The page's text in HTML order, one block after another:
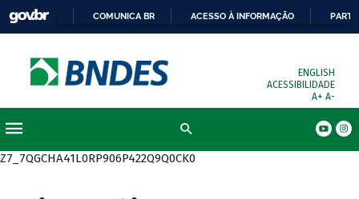
COMUNICA BR ACESSO À INFORMAÇÃO
ENGLISH
ACESSIBILIDADE
A+ A-
Z7_7QGCHA41L0RP906P422Q9Q0CK0